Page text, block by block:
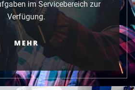
im Servicebereich zur
Verfügung.
MEHR